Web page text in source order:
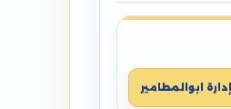
ابوالمطامير